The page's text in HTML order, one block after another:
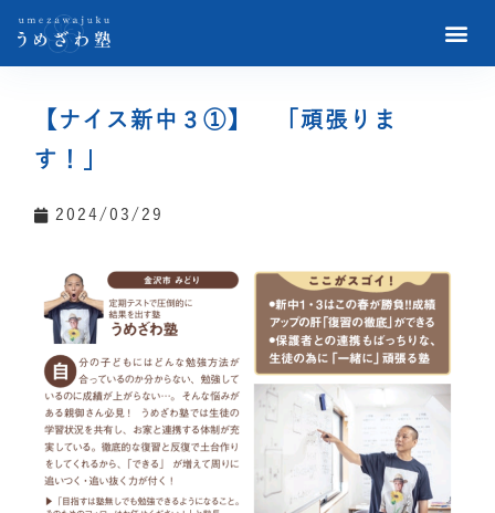
【ナイス新中３①】 「頑張りま
す！」
2024/03/29